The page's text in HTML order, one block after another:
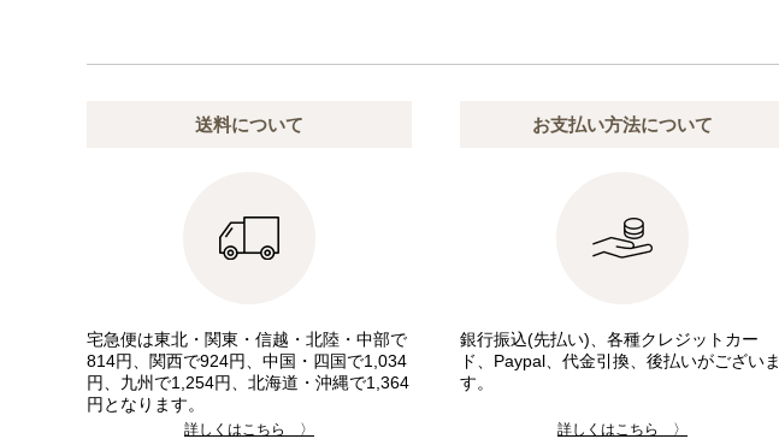
送料について
宅急便は東北・関東・信越・北陸・中部で
814円、関西で924円、中国・四国で1,034
円、九州で1,254円、北海道・沖縄で1,364
円となります。
詳しくはこちら 〉
お支払い方法について
銀行振込(先払い)、各種クレジットカー
ド、Paypal、代金引換、後払いがございま
す。
詳しくはこちら 〉